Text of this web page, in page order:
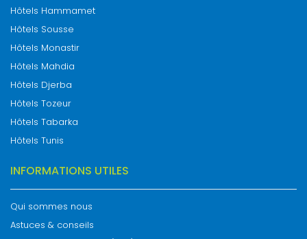
Hôtels Hammamet
Hôtels Sousse
Hôtels Monastir
Hôtels Mahdia
Hôtels Djerba
Hôtels Tozeur
Hôtels Tabarka
Hôtels Tunis
INFORMATIONS UTILES
Qui sommes nous
Astuces & conseils